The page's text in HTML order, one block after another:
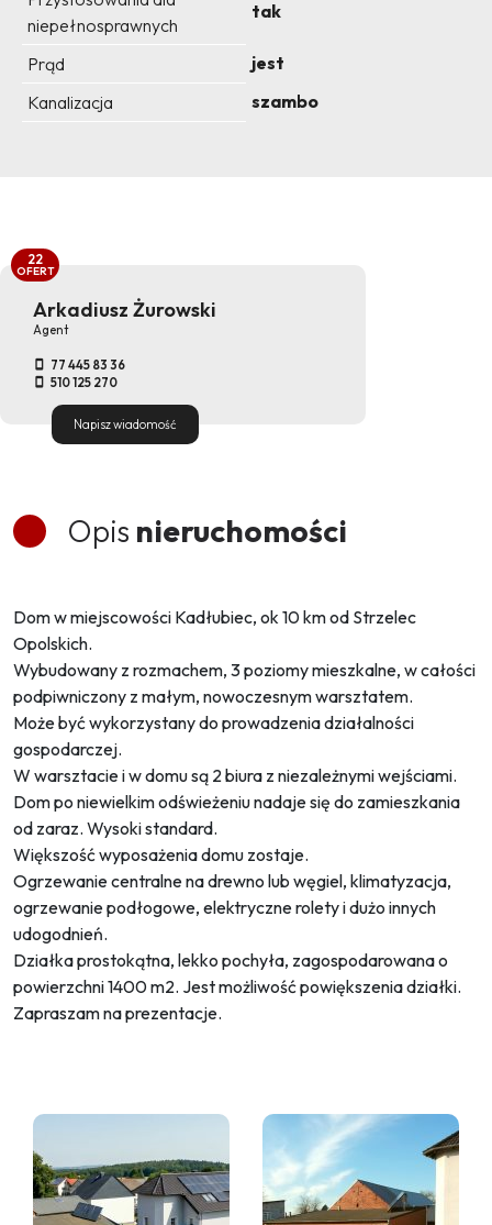
niepełnosprawnych
tak
Prąd
jest
Kanalizacja
szambo
Arkadiusz Żurowski
Agent
77 445 83 36
510 125 270
Napisz wiadomość
22
OFERT
Opis nieruchomości
Dom w miejscowości Kadłubiec, ok 10 km od Strzelec
Opolskich.
Wybudowany z rozmachem, 3 poziomy mieszkalne, w całości
podpiwniczony z małym, nowoczesnym warsztatem.
Może być wykorzystany do prowadzenia działalności
gospodarczej.
W warsztacie i w domu są 2 biura z niezależnymi wejściami.
Dom po niewielkim odświeżeniu nadaje się do zamieszkania
od zaraz. Wysoki standard.
Większość wyposażenia domu zostaje.
Ogrzewanie centralne na drewno lub węgiel, klimatyzacja,
ogrzewanie podłogowe, elektryczne rolety i dużo innych
udogodnień.
Działka prostokątna, lekko pochyła, zagospodarowana o
powierzchni 1400 m2. Jest możliwość powiększenia działki.
Zapraszam na prezentacje.